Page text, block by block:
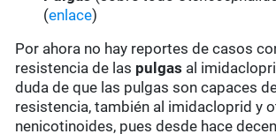
(enlace)
Por ahora no hay reportes de casos
resistencia de las pulgas al
duda de que las pulgas son capaces
resistencia, también al imidacloprid y
nenicotinoides, pues desde hace